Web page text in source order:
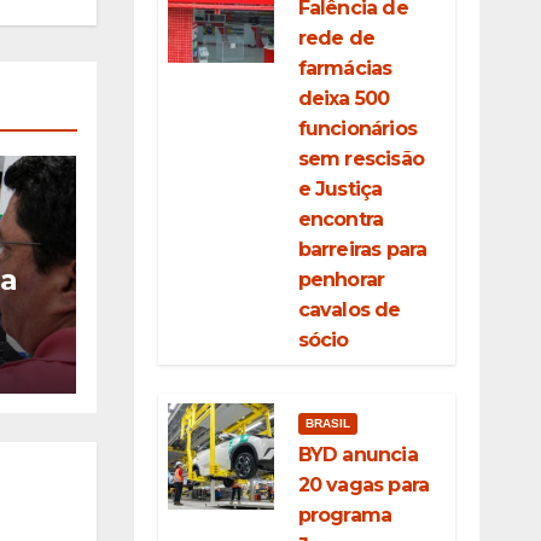
Falência de
rede de
farmácias
deixa 500
funcionários
sem rescisão
e Justiça
encontra
barreiras para
penhorar
cavalos de
sócio
BRASIL
BYD anuncia
20 vagas para
programa